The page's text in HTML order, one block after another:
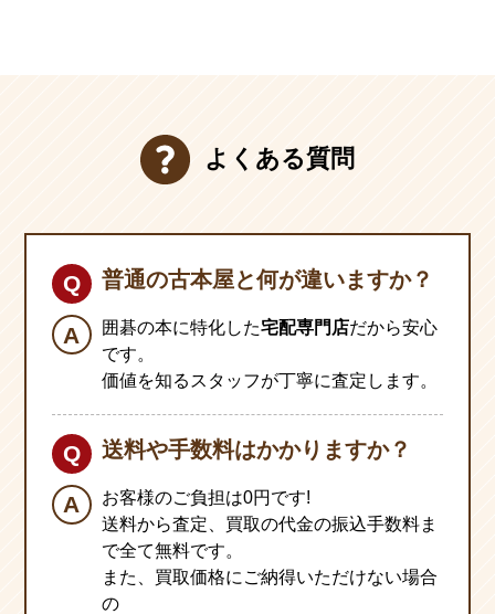
よくある質問
普通の古本屋と何が違いますか？
囲碁の本に特化した宅配専門店だから安心
です。
価値を知るスタッフが丁寧に査定します。
送料や手数料はかかりますか？
お客様のご負担は0円です!
送料から査定、買取の代金の振込手数料ま
で全て無料です。
また、買取価格にご納得いただけない場合
の